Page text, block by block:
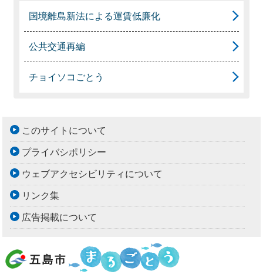
国境離島新法による運賃低廉化
公共交通再編
チョイソコごとう
このサイトについて
プライバシポリシー
ウェブアクセシビリティについて
リンク集
広告掲載について